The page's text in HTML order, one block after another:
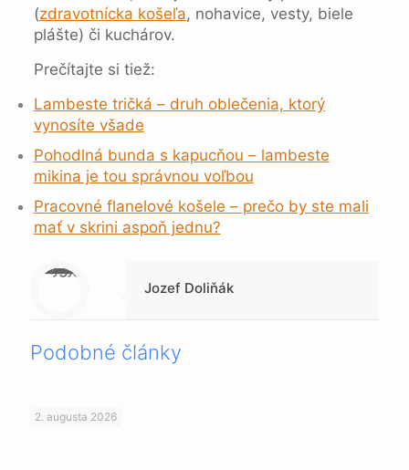
(zdravotnícka košeľa, nohavice, vesty, biele
plášte) či kuchárov.
Prečítajte si tiež:
Lambeste tričká – druh oblečenia, ktorý
vynosíte všade
Pohodlná bunda s kapucňou – lambeste
mikina je tou správnou voľbou
Pracovné flanelové košele – prečo by ste mali
mať v skrini aspoň jednu?
Warning
: Trying to access array offset on null in
/data/1/4/149a9a91-3acc-4306-8eec-62104a76cbc2/skica.online/web/wp-content/themes/betheme-child/includes/content-single.php
on line
286
Jozef Doliňák
Podobné články
2. augusta 2026